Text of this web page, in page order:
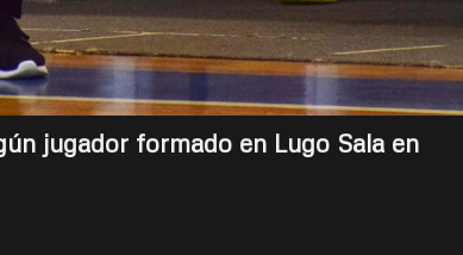
jugador formado en Lugo Sala en